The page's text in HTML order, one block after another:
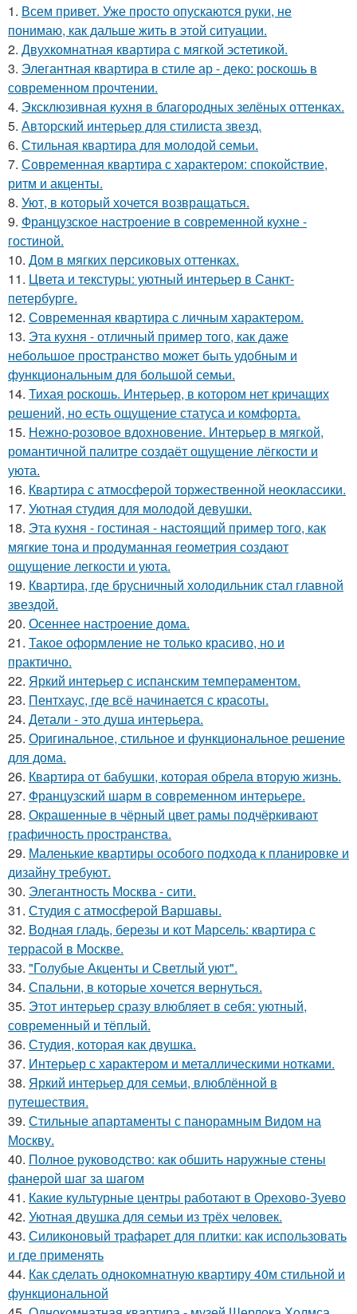
1. Всем привет. Уже просто опускаются руки, не
понимаю, как дальше жить в этой ситуации.
2. Двухкомнатная квартира с мягкой эстетикой.
3. Элегантная квартира в стиле ар - деко: роскошь в
современном прочтении.
4. Эксклюзивная кухня в благородных зелёных оттенках.
5. Авторский интерьер для стилиста звезд.
6. Стильная квартира для молодой семьи.
7. Современная квартира с характером: спокойствие,
ритм и акценты.
8. Уют, в который хочется возвращаться.
9. Французское настроение в современной кухне -
гостиной.
10. Дом в мягких персиковых оттенках.
11. Цвета и текстуры: уютный интерьер в Санкт-
петербурге.
12. Современная квартира с личным характером.
13. Эта кухня - отличный пример того, как даже
небольшое пространство может быть удобным и
функциональным для большой семьи.
14. Тихая роскошь. Интерьер, в котором нет кричащих
решений, но есть ощущение статуса и комфорта.
15. Нежно-розовое вдохновение. Интерьер в мягкой,
романтичной палитре создаёт ощущение лёгкости и
уюта.
16. Квартира с атмосферой торжественной неоклассики.
17. Уютная студия для молодой девушки.
18. Эта кухня - гостиная - настоящий пример того, как
мягкие тона и продуманная геометрия создают
ощущение легкости и уюта.
19. Квартира, где брусничный холодильник стал главной
звездой.
20. Осеннее настроение дома.
21. Такое оформление не только красиво, но и
практично.
22. Яркий интерьер с испанским темпераментом.
23. Пентхаус, где всё начинается с красоты.
24. Детали - это душа интерьера.
25. Оригинальное, стильное и функциональное решение
для дома.
26. Квартира от бабушки, которая обрела вторую жизнь.
27. Французский шарм в современном интерьере.
28. Окрашенные в чёрный цвет рамы подчёркивают
графичность пространства.
29. Маленькие квартиры особого подхода к планировке и
дизайну требуют.
30. Элегантность Москва - сити.
31. Студия с атмосферой Варшавы.
32. Водная гладь, березы и кот Марсель: квартира с
террасой в Москве.
33. "Голубые Акценты и Светлый уют".
34. Спальни, в которые хочется вернуться.
35. Этот интерьер сразу влюбляет в себя: уютный,
современный и тёплый.
36. Студия, которая как двушка.
37. Интерьер с характером и металлическими нотками.
38. Яркий интерьер для семьи, влюблённой в
путешествия.
39. Стильные апартаменты с панорамным Видом на
Москву.
40. Полное руководство: как обшить наружные стены
фанерой шаг за шагом
41. Какие культурные центры работают в Орехово-Зуево
42. Уютная двушка для семьи из трёх человек.
43. Силиконовый трафарет для плитки: как использовать
и где применять
44. Как сделать однокомнатную квартиру 40м стильной и
функциональной